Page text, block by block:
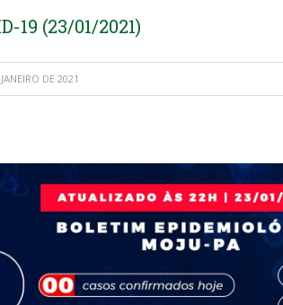
19 (23/01/2021)
DE 2021